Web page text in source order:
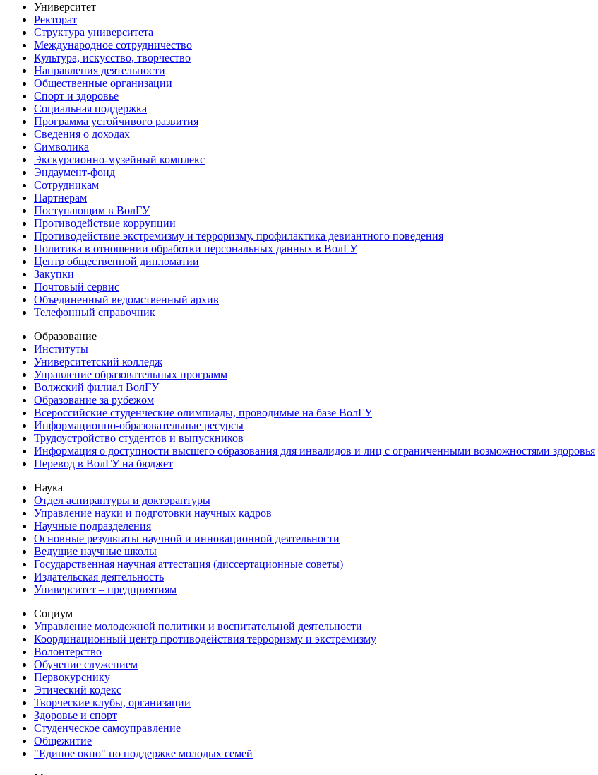
Университет
Ректорат
Структура университета
Международное сотрудничество
Культура, искусство, творчество
Направления деятельности
Общественные организации
Спорт и здоровье
Социальная поддержка
Программа устойчивого развития
Сведения о доходах
Символика
Экскурсионно-музейный комплекс
Эндаумент-фонд
Сотрудникам
Партнерам
Поступающим в ВолГУ
Противодействие коррупции
Противодействие экстремизму и терроризму, профилактика девиантного поведения
Политика в отношении обработки персональных данных в ВолГУ
Центр общественной дипломатии
Закупки
Почтовый сервис
Объединенный ведомственный архив
Телефонный справочник
Образование
Институты
Университетский колледж
Управление образовательных программ
Волжский филиал ВолГУ
Образование за рубежом
Всероссийские студенческие олимпиады, проводимые на базе ВолГУ
Информационно-образовательные ресурсы
Трудоустройство студентов и выпускников
Информация о доступности высшего образования для инвалидов и лиц с ограниченными возможностями здоровья
Перевод в ВолГУ на бюджет
Наука
Отдел аспирантуры и докторантуры
Управление науки и подготовки научных кадров
Научные подразделения
Основные результаты научной и инновационной деятельности
Ведущие научные школы
Государственная научная аттестация (диссертационные советы)
Издательская деятельность
Университет – предприятиям
Социум
Управление молодежной политики и воспитательной деятельности
Координационный центр противодействия терроризму и экстремизму
Волонтерство
Обучение служением
Первокурснику
Этический кодекс
Творческие клубы, организации
Здоровье и спорт
Студенческое самоуправление
Общежитие
"Единое окно" по поддержке молодых семей